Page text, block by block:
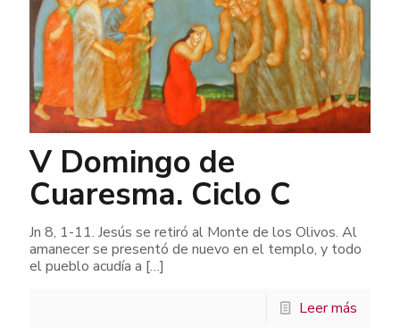
V Domingo de
Cuaresma. Ciclo C
Jn 8, 1-11. Jesús se retiró al Monte de los Olivos. Al
amanecer se presentó de nuevo en el templo, y todo
el pueblo acudía a […]
Leer más